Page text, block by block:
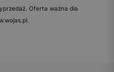
Oferta ważna dla